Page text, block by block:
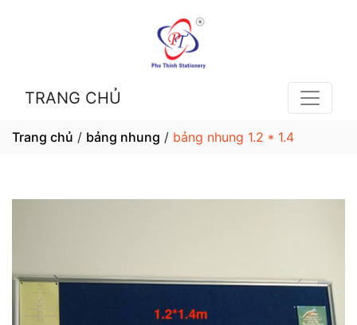
TRANG CHỦ
Trang chủ / bảng nhung / bảng nhung 1.2 * 1.4